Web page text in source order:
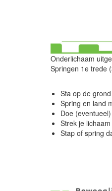
Onderlichaam
Springen 1e trede
Sta op de
Spring en land
Doe
Strek je
Stap of spring